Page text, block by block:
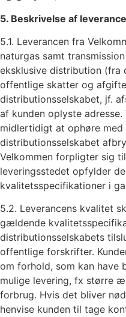
5. Beskrivelse af
5.1. Leverancen fra
naturgas samt
eksklusive distribution (fra
offentlige skatter og
distributionsselskabet, jf.
af kunden oplyste
midlertidigt at ophøre
distributionsselskabet
Velkommen forpligter sig
leveringsstedet opfylder
kvalitetsspecifikationer i
5.2. Leverancens kvalitet
gældende
distributionsselskabets
offentlige forskrifter.
om forhold, som kan have
mulige levering, fx større
forbrug. Hvis det bliver
henvise kunden til tage